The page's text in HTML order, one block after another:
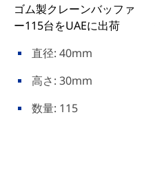
ゴム製クレーンバッファ
ー115台をUAEに出荷
直径: 40mm
高さ: 30mm
数量: 115